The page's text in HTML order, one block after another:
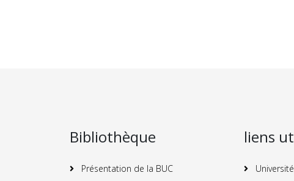
Bibliothèque
Présentation de la BUC
liens